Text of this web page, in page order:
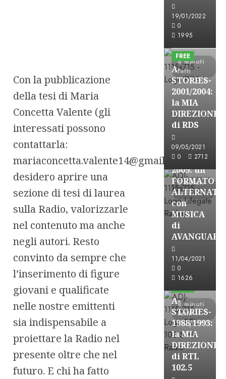
Con la pubblicazione
della tesi di Maria
Concetta Valente (gli
interessati possono
contattarla:
mariaconcetta.valente14@gmail.com)
desidero aprire una
sezione di tesi di laurea
sulla Radio, valorizzarle
nel contenuto ma anche
negli autori. Resto
convinto da sempre che
l’inserimento di figure
giovani e qualificate
nelle nostre emittenti
sia indispensabile a
proiettare la Radio nel
presente oltre che nel
futuro. E chi ha fatto
19/01/2022
0
1995
8 minuti
letti
A-Stories
FREE
A-
STORIES-
2001/2004:
la MIA
DIREZIONE
di RDS
09/05/2021
0
2712
5 minuti
letti
A-Stories
Formazione
A-
STORIES-
2009: un
FORMATO
con
MUSICA
di
11/04/2021
0
1626
8 minuti
letti
A-Stories
Formazione
A-
STORIES-
1988/1993:
la MIA
DIREZIONE
di RTL
102.5
A-Stories